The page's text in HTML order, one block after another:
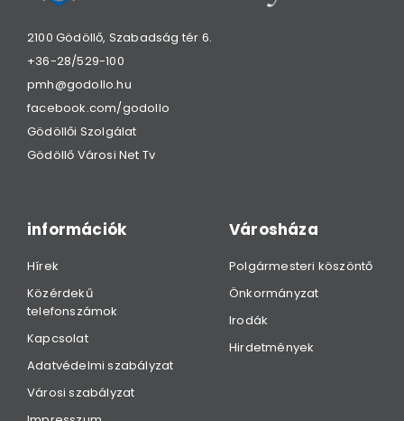
2100 Gödöllő, Szabadság tér 6.
+36-28/529-100
pmh@godollo.hu
facebook.com/godollo
Gödöllői Szolgálat
Gödöllő Városi Net Tv
információk
Hírek
Közérdekű
telefonszámok
Kapcsolat
Adatvédelmi szabályzat
Városi szabályzat
Városháza
Polgármesteri köszöntő
Önkormányzat
Irodák
Hirdetmények